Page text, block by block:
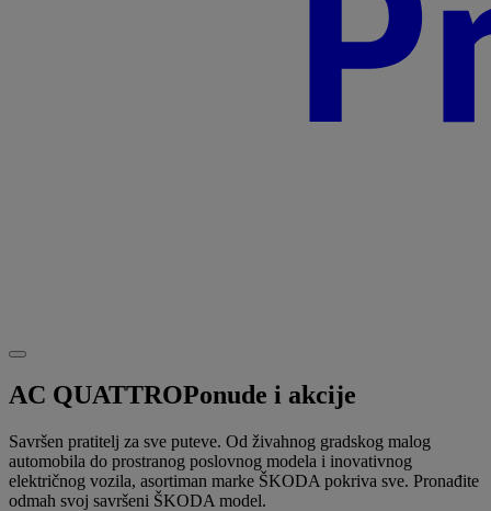
AC QUATTROPonude i akcije
Savršen pratitelj za sve puteve. Od živahnog gradskog malog
automobila do prostranog poslovnog modela i inovativnog
električnog vozila, asortiman marke ŠKODA pokriva sve. Pronađite
odmah svoj savršeni ŠKODA model.